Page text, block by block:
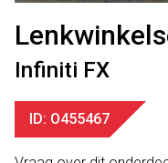
Infiniti FX
ID: O455467